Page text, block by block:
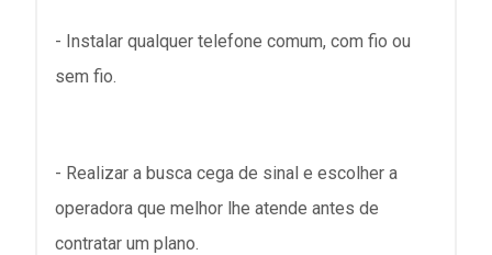
- Instalar qualquer telefone comum, com fio ou
sem fio.
- Realizar a busca cega de sinal e escolher a
operadora que melhor lhe atende antes de
contratar um plano.